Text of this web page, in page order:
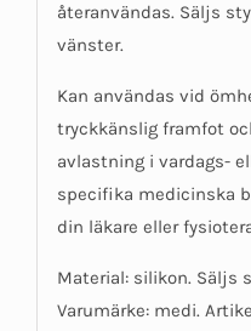
återanvändas. Säljs
vänster.
Kan användas vid
tryckkänslig framfot
avlastning i vardags-
specifika medicinska
din läkare eller
Material: silikon. Säljs
Varumärke: medi.